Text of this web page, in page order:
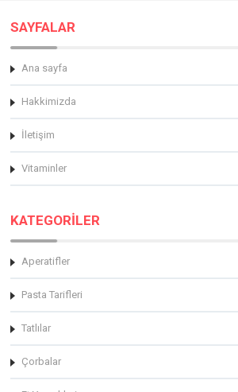
SAYFALAR
Ana sayfa
Hakkimizda
İletişim
Vitaminler
KATEGORİLER
Aperatifler
Pasta Tarifleri
Tatlılar
Çorbalar